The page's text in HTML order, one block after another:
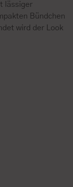
lässiger
Bündchen
wird der Look